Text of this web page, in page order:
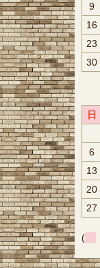
9
16
23
30
日
6
13
20
27
(